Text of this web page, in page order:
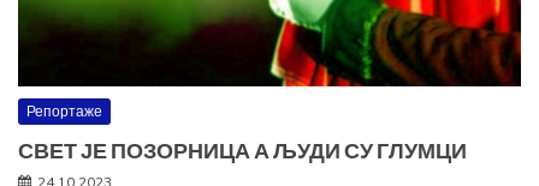
Репортаже
СВЕТ ЈЕ ПОЗОРНИЦА А ЉУДИ СУ ГЛУМЦИ
24.10.2023.